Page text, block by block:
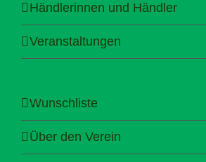
Händlerinnen und Händler
Veranstaltungen
Wunschliste
Über den Verein